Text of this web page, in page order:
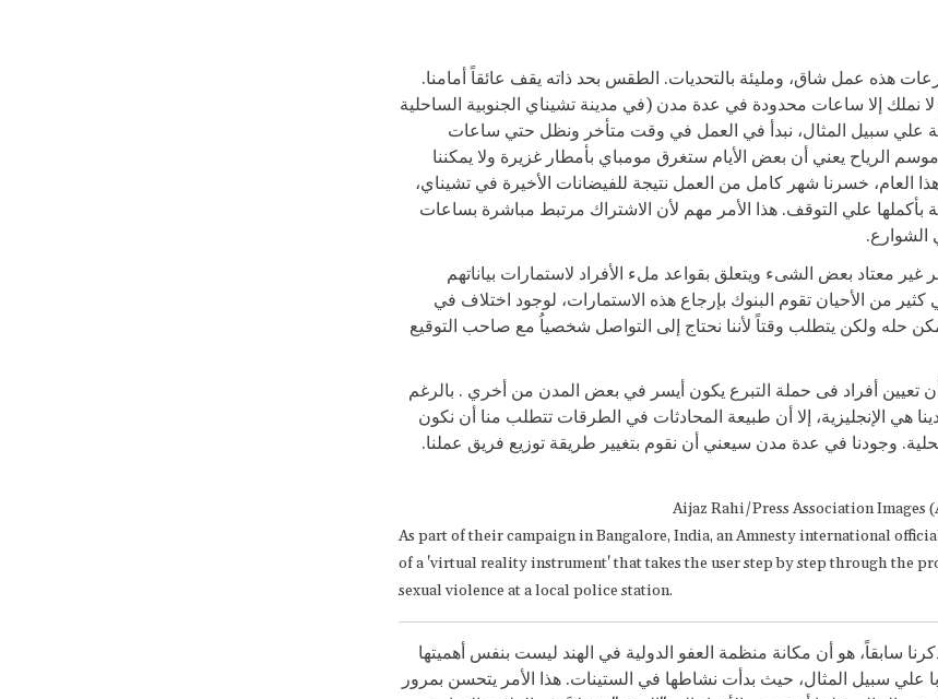
هذه عمل شاق، ومليئة بالتحديات. الطقس بحد ذاته يقف عائقاً أمامنا.
لا نملك إلا ساعات محدودة في عدة مدن (في مدينة تشيناي الجنوبية الساحلية
علي سبيل المثال، نبدأ في العمل في وقت متأخر ونظل حتي ساعات
الرياح يعني أن بعض الأيام ستغرق مومباي بأمطار غزيرة ولا يمكننا
هذا العام، خسرنا شهر كامل من العمل نتيجة للفيضانات الأخيرة في تشيناي،
بأكملها علي التوقف. هذا الأمر مهم لأن الاشتراك مرتبط مباشرة بساعات
الشوارع.
غير معتاد بعض الشىء ويتعلق بقواعد ملء الأفراد لاستمارات بياناتهم
كثير من الأحيان تقوم البنوك بإرجاع هذه الاستمارات، لوجود اختلاف في
يمكن حله ولكن يتطلب وقتاً لأننا نحتاج إلى التواصل شخصياُ مع صاحب التوقيع
أن تعيين أفراد فى حملة التبرع يكون أيسر في بعض المدن من أخري . بالرغم
هي الإنجليزية، إلا أن طبيعة المحادثات في الطرقات تتطلب منا أن نكون
وجودنا في عدة مدن سيعني أن نقوم بتغيير طريقة توزيع فريق عملنا.
Aijaz Rahi/Press Association Images
As part of their campaign in Bangalore, India, an Amnesty international
of a 'virtual reality instrument' that takes the user step by step through the
sexual violence at a local police station.
سابقاً، هو أن مكانة منظمة العفو الدولية في الهند ليست بنفس أهميتها
سبيل المثال، حيث بدأت نشاطها في الستينات. هذا الأمر يتحسن بمرور